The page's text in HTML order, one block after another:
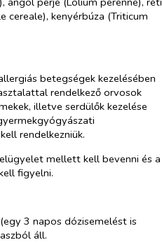
cereale), kenyérbúza (Triticum
betegségek kezelésében
rendelkező orvosok
illetve serdülők kezelése
rendelkezniük.
mellett kell bevenni és a
figyelni.
3 napos dózisemelést is
áll.